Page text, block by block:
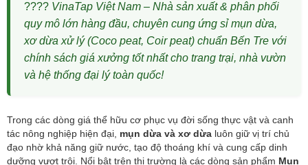
???? VinaTap Việt Nam – Nhà sản xuất & phân phối
quy mô lớn hàng đầu, chuyên cung ứng sỉ mụn dừa,
xơ dừa xử lý (Coco peat, Coir peat) chuẩn Bến Tre với
chính sách giá xưởng tốt nhất cho trang trại, nhà vườn
và hệ thống đại lý toàn quốc!
Trong các dòng giá thể hữu cơ phục vụ đời sống thực vật và canh
tác nông nghiệp hiện đại, mụn dừa và xơ dừa luôn giữ vị trí chủ
đạo nhờ khả năng giữ nước, tạo độ thoáng khí và cung cấp dinh
dưỡng vượt trội. Nổi bật trên thị trường là các dòng sản phẩm Mụn